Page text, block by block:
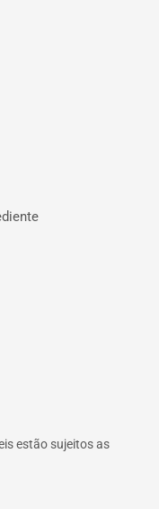
estão sujeitos as